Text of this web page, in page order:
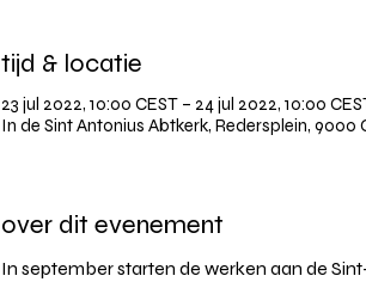
tijd & locatie
23 jul 2022, 10:00 CEST – 24 jul 2022, 10:00
In de Sint Antonius Abtkerk, Redersplein, 9000
over dit evenement
In september starten de werken aan de